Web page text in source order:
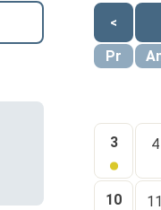
<
Pr
3 4
10 11